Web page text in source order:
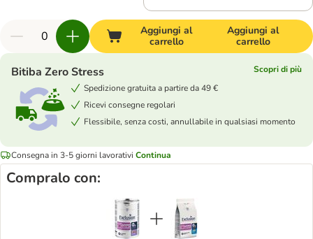
Aggiungi al
carrello
Aggiungi al
carrello
Bitiba Zero Stress
Scopri di più
Spedizione gratuita a partire da 49 €
Ricevi consegne regolari
Flessibile, senza costi, annullabile in qualsiasi momento
Consegna in 3-5 giorni lavorativi Continua
Compralo con: